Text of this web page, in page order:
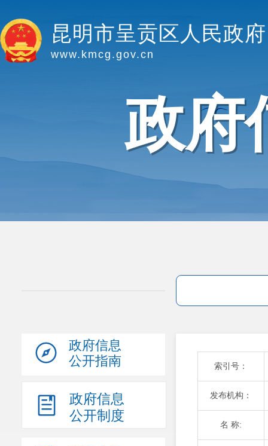
昆明市呈贡区人民政府
www.kmcg.gov.cn
政府
政府信息
公开指南
政府信息
公开制度
索引号：
发布机构：
名 称: